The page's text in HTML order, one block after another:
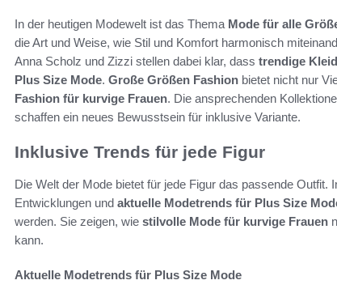
In der heutigen Modewelt ist das Thema Mode für alle
die Art und Weise, wie Stil und Komfort harmonisch
Anna Scholz und Zizzi stellen dabei klar, dass trendige
Plus Size Mode. Große Größen Fashion bietet nicht nur
Fashion für kurvige Frauen. Die ansprechenden
schaffen ein neues Bewusstsein für inklusive Variante.
Inklusive Trends für jede Figur
Die Welt der Mode bietet für jede Figur das passende Outfit.
Entwicklungen und aktuelle Modetrends für Plus Size
werden. Sie zeigen, wie stilvolle Mode für kurvige Frauen
kann.
Aktuelle Modetrends für Plus Size Mode